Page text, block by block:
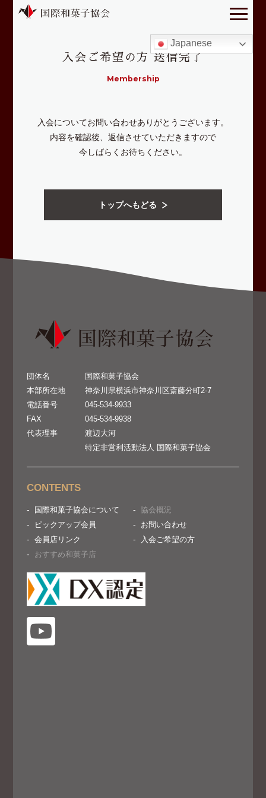
Japanese
入会ご希望の方 送信完了
Membership
入会についてお問い合わせありがとうございます。
内容を確認後、返信させていただきますので
今しばらくお待ちください。
トップへもどる
団体名
国際和菓子協会
本部所在地
神奈川県横浜市神奈川区斎藤分町2‐7
電話番号
045-534-9933
FAX
045-534-9938
代表理事
渡辺大河
特定非営利活動法人 国際和菓子協会
CONTENTS
国際和菓子協会について
協会概況
ピックアップ会員
お問い合わせ
会員店リンク
入会ご希望の方
おすすめ和菓子店